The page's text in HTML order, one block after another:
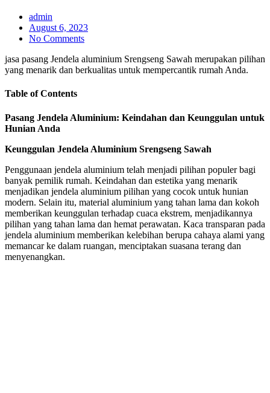
admin
August 6, 2023
No Comments
jasa pasang Jendela aluminium Srengseng Sawah merupakan pilihan
yang menarik dan berkualitas untuk mempercantik rumah Anda.
Table of Contents
Pasang Jendela Aluminium: Keindahan dan Keunggulan untuk
Hunian Anda
Keunggulan Jendela Aluminium Srengseng Sawah
Penggunaan jendela aluminium telah menjadi pilihan populer bagi
banyak pemilik rumah. Keindahan dan estetika yang menarik
menjadikan jendela aluminium pilihan yang cocok untuk hunian
modern. Selain itu, material aluminium yang tahan lama dan kokoh
memberikan keunggulan terhadap cuaca ekstrem, menjadikannya
pilihan yang tahan lama dan hemat perawatan. Kaca transparan pada
jendela aluminium memberikan kelebihan berupa cahaya alami yang
memancar ke dalam ruangan, menciptakan suasana terang dan
menyenangkan.